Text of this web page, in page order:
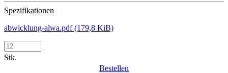
Spezifikationen
abwicklung-alwa.pdf(179,8 KiB)
Stk.
Bestellen